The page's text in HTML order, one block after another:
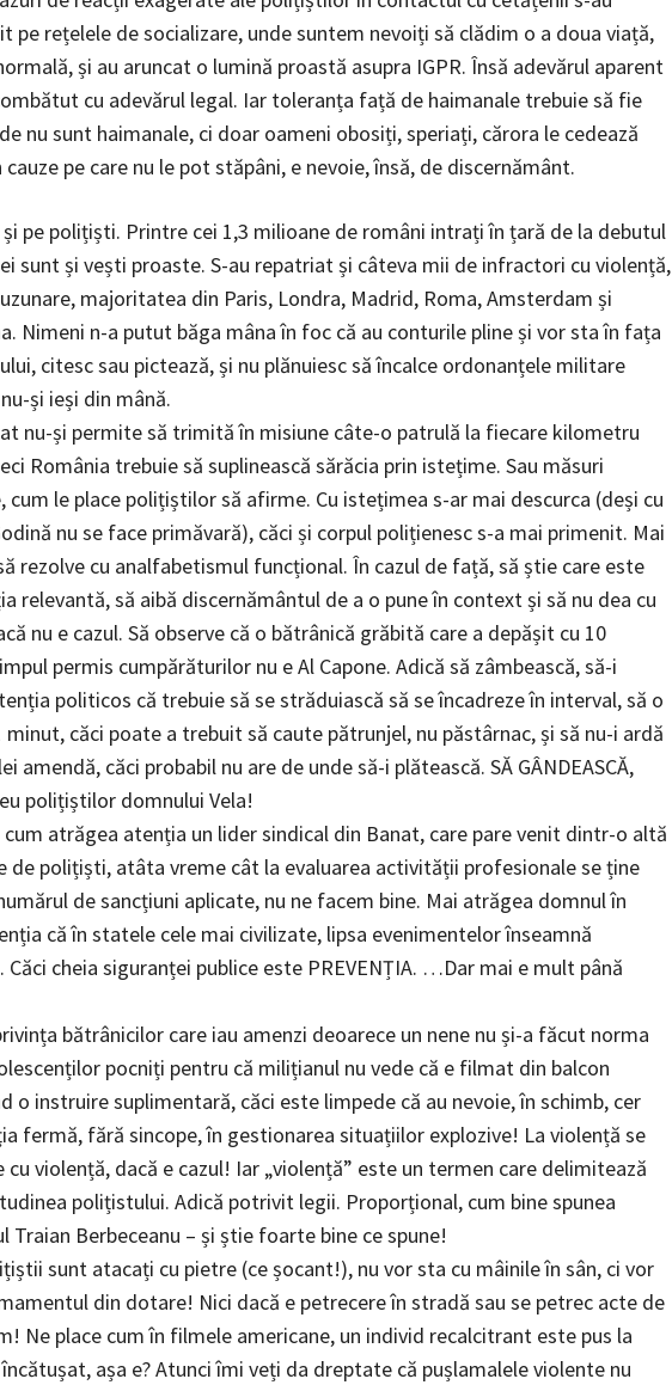
pe rețelele de socializare, unde suntem nevoiți să clădim o a doua viață,
și au aruncat o lumină proastă asupra IGPR. Însă adevărul aparent
cu adevărul legal. Iar toleranța față de haimanale trebuie să fie
nu sunt haimanale, ci doar oameni obosiți, speriați, cărora le cedează
cauze pe care nu le pot stăpâni, e nevoie, însă, de discernământ.
pe polițiști. Printre cei 1,3 milioane de români intrați în țară de la debutul
sunt și vești proaste. S-au repatriat și câteva mii de infractori cu violență,
majoritatea din Paris, Londra, Madrid, Roma, Amsterdam și
Nimeni n-a putut băga mâna în foc că au conturile pline și vor sta în fața
citesc sau pictează, și nu plănuiesc să încalce ordonanțele militare
și ieși din mână.
nu-și permite să trimită în misiune câte-o patrulă la fiecare kilometru
România trebuie să suplinească sărăcia prin istețime. Sau măsuri
cum le place polițiștilor să afirme. Cu istețimea s-ar mai descurca (deși cu
nu se face primăvară), căci și corpul polițienesc s-a mai primenit. Mai
rezolve cu analfabetismul funcțional. În cazul de față, să știe care este
relevantă, să aibă discernământul de a o pune în context și să nu dea cu
nu e cazul. Să observe că o bătrânică grăbită care a depășit cu 10
permis cumpărăturilor nu e Al Capone. Adică să zâmbească, să-i
politicos că trebuie să se străduiască să se încadreze în interval, să o
minut, căci poate a trebuit să caute pătrunjel, nu păstârnac, și să nu-i ardă
amendă, căci probabil nu are de unde să-i plătească. SĂ GÂNDEASCĂ,
polițiștilor domnului Vela!
cum atrăgea atenția un lider sindical din Banat, care pare venit dintr-o altă
de polițiști, atâta vreme cât la evaluarea activității profesionale se ține
de sancțiuni aplicate, nu ne facem bine. Mai atrăgea domnul în
că în statele cele mai civilizate, lipsa evenimentelor înseamnă
Căci cheia siguranței publice este PREVENȚIA. …Dar mai e mult până
bătrânicilor care iau amenzi deoarece un nene nu și-a făcut norma
pocniți pentru că milițianul nu vede că e filmat din balcon
o instruire suplimentară, căci este limpede că au nevoie, în schimb, cer
fermă, fără sincope, în gestionarea situațiilor explozive! La violență se
cu violență, dacă e cazul! Iar „violență” este un termen care delimitează
polițistului. Adică potrivit legii. Proporțional, cum bine spunea
Traian Berbeceanu – și știe foarte bine ce spune!
sunt atacați cu pietre (ce șocant!), nu vor sta cu mâinile în sân, ci vor
din dotare! Nici dacă e petrecere în stradă sau se petrec acte de
Ne place cum în filmele americane, un individ recalcitrant este pus la
așa e? Atunci îmi veți da dreptate că pușlamalele violente nu